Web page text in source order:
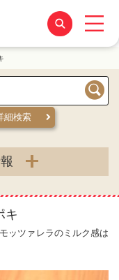
検索
細検索
キ
ッツァレラのミルク感は